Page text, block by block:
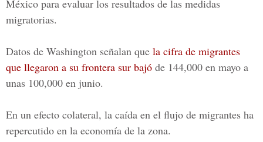
México para evaluar los resultados de las medidas
migratorias.
Datos de Washington señalan que la cifra de migrantes
que llegaron a su frontera sur bajó de 144,000 en mayo a
unas 100,000 en junio.
En un efecto colateral, la caída en el flujo de migrantes ha
repercutido en la economía de la zona.